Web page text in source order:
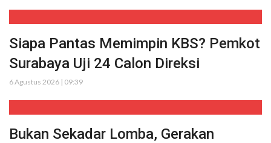
Siapa Pantas Memimpin KBS? Pemkot
Surabaya Uji 24 Calon Direksi
6 Agustus 2026 | 09:39
Bukan Sekadar Lomba, Gerakan